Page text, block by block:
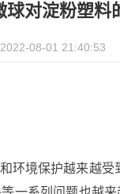
球对淀粉塑料
2022-08-01 21:40:53
环境保护越来越